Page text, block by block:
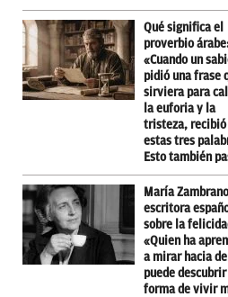
Qué significa el
proverbio
«Cuando un
pidió una frase
sirviera para
la euforia y la
tristeza, recibió
estas tres
Esto también
María
escritora
sobre la
«Quien ha
a mirar hacia
puede
forma de vivir